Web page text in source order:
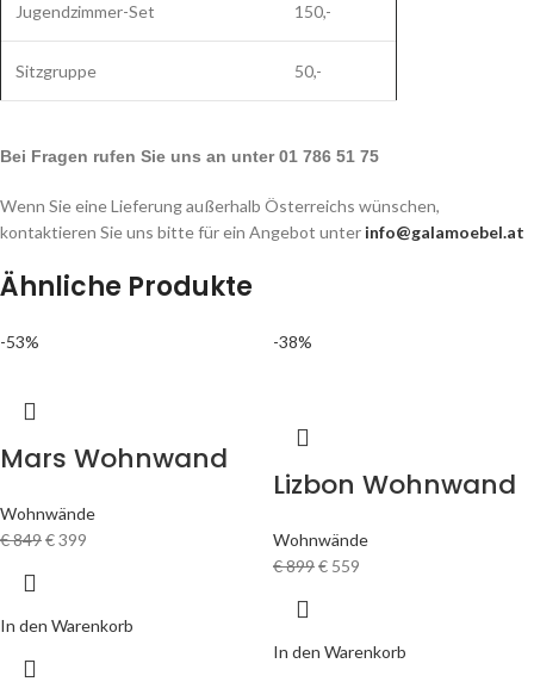
Jugendzimmer-Set 150,-
Sitzgruppe 50,-
Bei Fragen rufen Sie uns an unter 01 786 51 75
Wenn Sie eine Lieferung außerhalb Österreichs wünschen,
kontaktieren Sie uns bitte für ein Angebot unter info@galamoebel.at
Ähnliche Produkte
-53%
Mars Wohnwand
Wohnwände
€849€399
In den Warenkorb
-38%
Lizbon Wohnwand
Wohnwände
€899€ 559
In den Warenkorb